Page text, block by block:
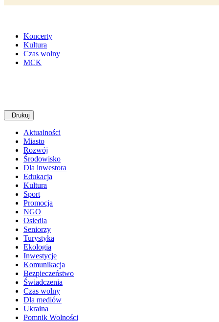
Koncerty
Kultura
Czas wolny
MCK
Drukuj
Aktualności
Miasto
Rozwój
Środowisko
Dla inwestora
Edukacja
Kultura
Sport
Promocja
NGO
Osiedla
Seniorzy
Turystyka
Ekologia
Inwestycje
Komunikacja
Bezpieczeństwo
Świadczenia
Czas wolny
Dla mediów
Ukraina
Pomnik Wolności